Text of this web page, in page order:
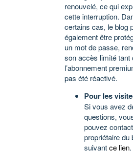
renouvelé, ce qui
cette interruption.
certains cas, le blog
également être
un mot de passe,
son accès limité tant
l’abonnement
pas été réactivé.
Pour les
Si vous avez
questions,
pouvez
propriétaire du
suivantce lien.